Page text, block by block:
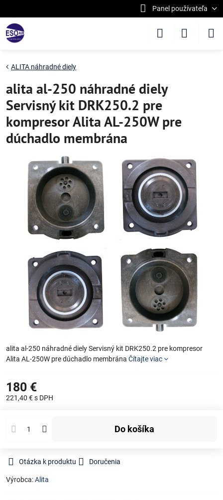
Panel používateľa
ALITA náhradné diely
alita al-250 náhradné diely
Servisný kit DRK250.2 pre
kompresor Alita AL-250W pre
dúchadlo membrána
alita al-250 náhradné diely Servisný kit DRK250.2 pre kompresor
Alita AL-250W pre dúchadlo membrána Čítajte viac
180 €
221,40 €s DPH
Do košíka
Otázka k produktu Doručenia
Výrobca:Alita